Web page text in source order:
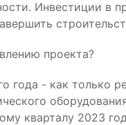
Инвестиции в
проекта?
года - как только
кварталу 2023